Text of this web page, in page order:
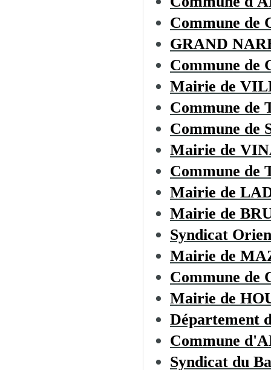
Commune de
GRAND
Commune de
Mairie de
Commune de
Commune de
Mairie de
Commune de
Mairie de
Mairie de
Syndicat
Mairie de
Commune de
Mairie de
Département
Commune
Syndicat du